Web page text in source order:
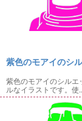
紫色のモアイのシ
紫色のモアイのシルエ
ルなイラストです。使